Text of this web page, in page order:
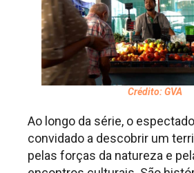
Crédito: GVA
Ao longo da série, o
convidado a descobrir um
pelas forças da natureza e